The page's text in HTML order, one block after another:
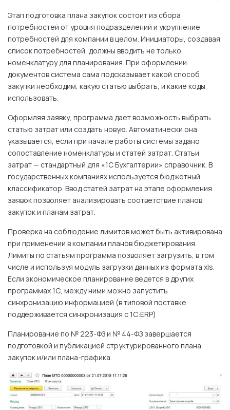
Этап подготовка плана закупок состоит из сбора
потребностей от уровня подразделений и укрупнение
потребностей для компании в целом. Инициаторы, создавая
список потребностей, должны вводить не только
номенклатуру для планирования. При оформлении
документов система сама подсказывает какой способ
закупки необходим, какую статью выбрать, и какие коды
использовать.
Оформляя заявку, программа дает возможность выбрать
статью затрат или создать новую. Автоматически она
указывается, если при начале работы системы задано
сопоставление номенклатуры и статей затрат. Статьи
затрат — стандартный для «1С Бухгалтерии» справочник. В
государственных компаниях используется бюджетный
классификатор. Ввод статей затрат на этапе оформления
заявок позволяет анализировать соответствие планов
закупок и планам затрат.
Проверка на соблюдение лимитов может быть активирована
при применении в компании планов бюджетирования.
Лимиты по статьям программа позволяет загрузить, в том
числе и используя модуль загрузки данных из формата xls.
Если экономическое планирование ведется в других
программах 1С, между ними можно запустить
синхронизацию информацией (в типовой поставке
поддерживается синхронизация с 1С:ERP)
Планирование по № 223-ФЗ и № 44-ФЗ завершается
подготовкой и публикацией структурированного плана
закупок и/или плана-графика.